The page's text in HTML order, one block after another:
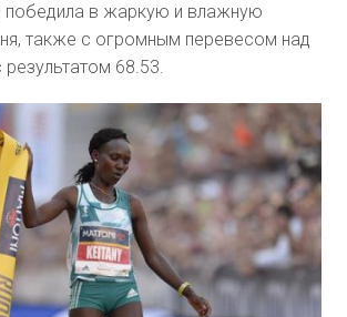
победила в жаркую и влажную
также с огромным перевесом над
68.53.